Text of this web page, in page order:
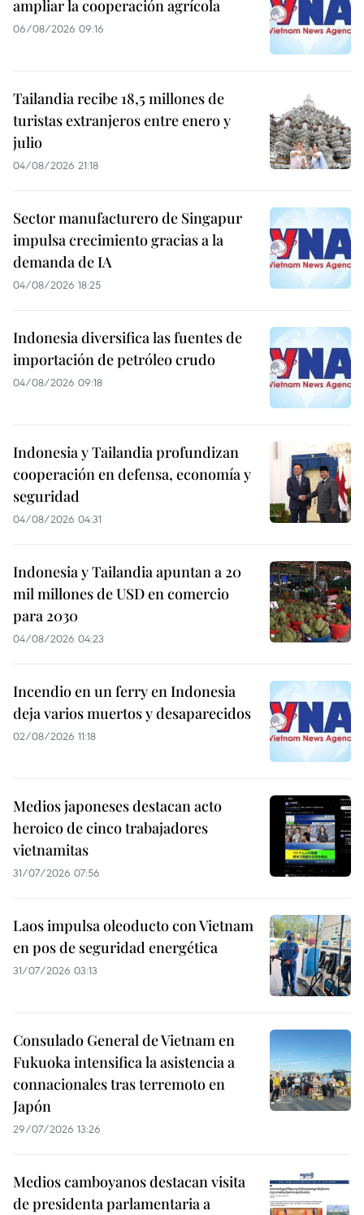
ampliar la cooperación agrícola
06/08/2026 09:16
Tailandia recibe 18,5 millones de
turistas extranjeros entre enero y
julio
04/08/2026 21:18
Sector manufacturero de Singapur
impulsa crecimiento gracias a la
demanda de IA
04/08/2026 18:25
Indonesia diversifica las fuentes de
importación de petróleo crudo
04/08/2026 09:18
Indonesia y Tailandia profundizan
cooperación en defensa, economía y
seguridad
04/08/2026 04:31
Indonesia y Tailandia apuntan a 20
mil millones de USD en comercio
para 2030
04/08/2026 04:23
Incendio en un ferry en Indonesia
deja varios muertos y desaparecidos
02/08/2026 11:18
Medios japoneses destacan acto
heroico de cinco trabajadores
vietnamitas
31/07/2026 07:56
Laos impulsa oleoducto con Vietnam
en pos de seguridad energética
31/07/2026 03:13
Consulado General de Vietnam en
Fukuoka intensifica la asistencia a
connacionales tras terremoto en
Japón
29/07/2026 13:26
Medios camboyanos destacan visita
de presidenta parlamentaria a